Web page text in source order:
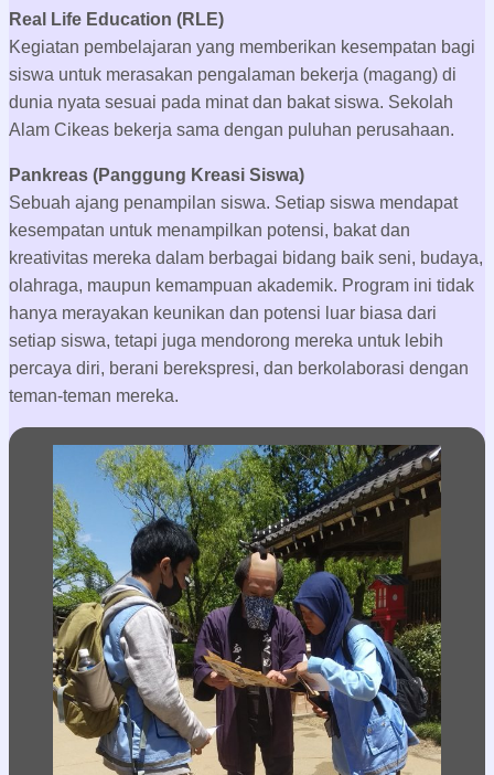
Outcamp
Program Unggulan SMP
Project Based Learning (PBL)
Kegiatan pembelajaran bagi siswa yang terjun langsung ke
lapangan untuk mencari solusi dari permasalahan di
lapangan. PBL berjalan bertahap sesuai levelnya. Kelas 7
melakukan PBL di Taman Nasional Bukit Barisan Sumatera.
Puncaknya, kelas 9 belajar berbagai hal di Osaka, Kyoto,
dan Tokyo Jepang selama dua pekan.
Real Life Education (RLE)
Kegiatan pembelajaran yang memberikan kesempatan bagi
siswa untuk merasakan pengalaman bekerja (magang) di
dunia nyata sesuai pada minat dan bakat siswa. Sekolah
Alam Cikeas bekerja sama dengan puluhan perusahaan.
Pankreas (Panggung Kreasi Siswa)
Sebuah ajang penampilan siswa. Setiap siswa mendapat
kesempatan untuk menampilkan potensi, bakat dan